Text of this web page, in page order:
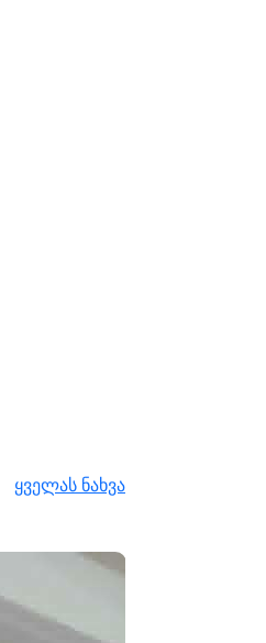
ყველას ნახვა